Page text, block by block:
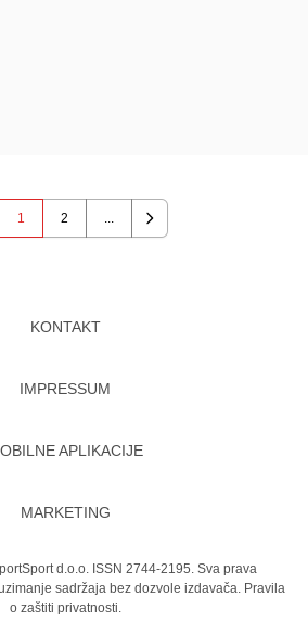
1 2 ...
Next
KONTAKT
IMPRESSUM
APLIKACIJE
MARKETING
d.o.o. ISSN 2744-2195. Sva prava
sadržaja bez dozvole izdavača. Pravila
o zaštiti privatnosti.